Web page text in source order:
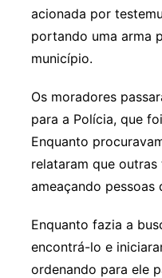
acionada por
portando uma arma
município.
Os moradores
para a Polícia, que
Enquanto
relataram que
ameaçando pessoas
Enquanto fazia a
encontrá-lo e
ordenando para ele